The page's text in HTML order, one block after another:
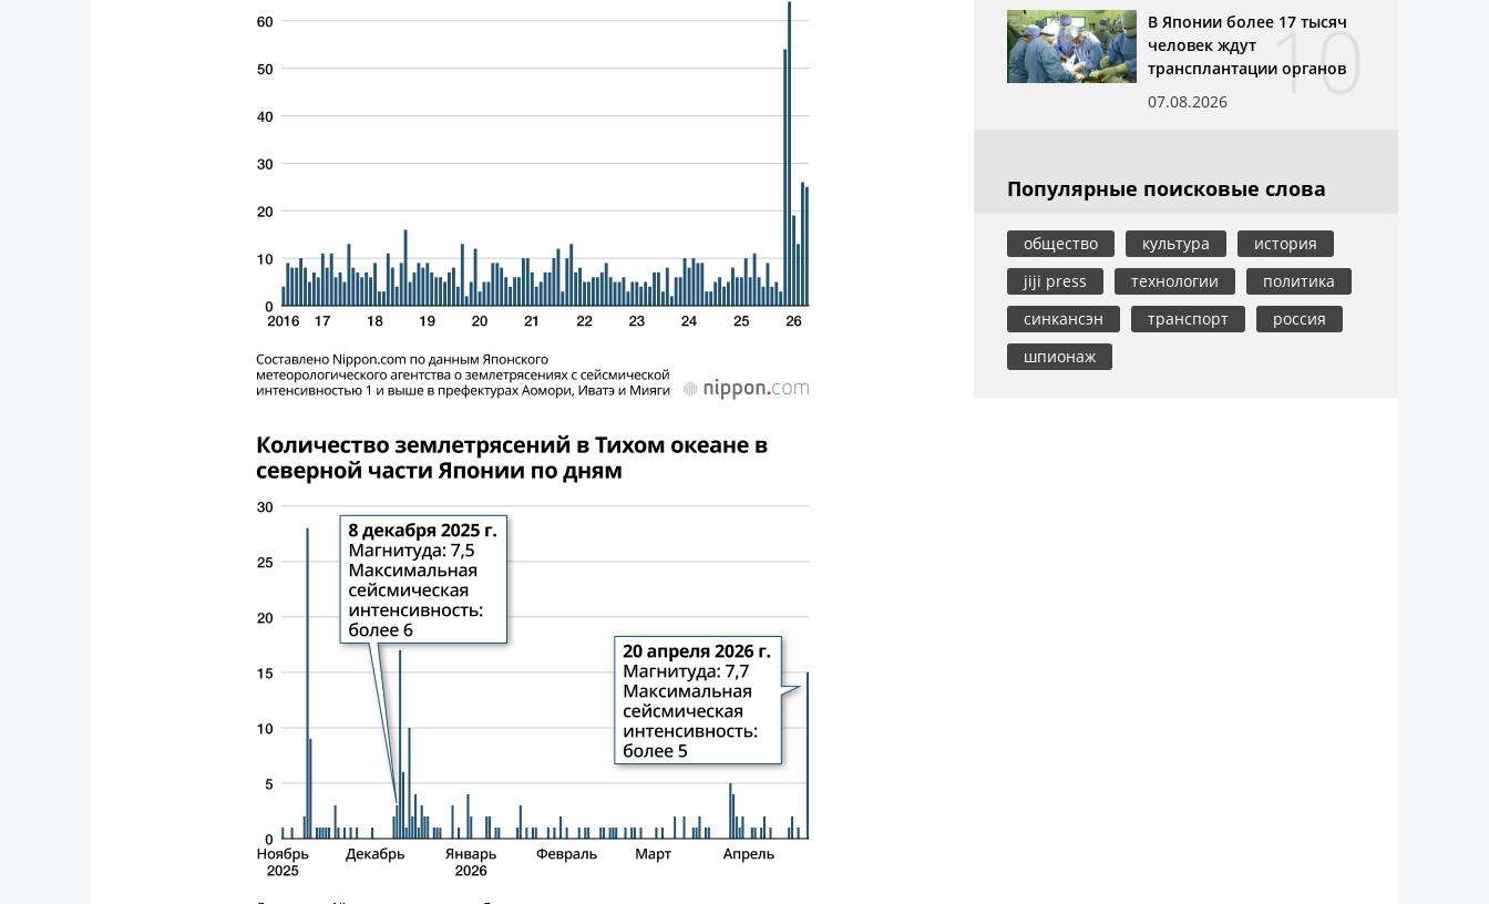
10
В Японии более 17 тысяч
человек ждут
трансплантации органов
07.08.2026
Популярные поисковые слова
общество культура
история
jiji press
технологии
политика
синкансэн
транспорт
россия
шпионаж